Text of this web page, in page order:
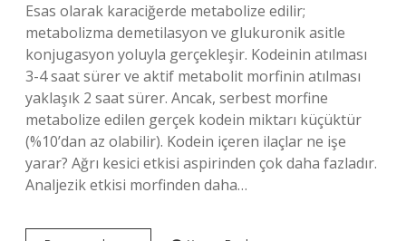
Esas olarak karaciğerde metabolize edilir;
metabolizma demetilasyon ve glukuronik asitle
konjugasyon yoluyla gerçekleşir. Kodeinin atılması
3-4 saat sürer ve aktif metabolit morfinin atılması
yaklaşık 2 saat sürer. Ancak, serbest morfine
metabolize edilen gerçek kodein miktarı küçüktür
(%10’dan az olabilir). Kodein içeren ilaçlar ne işe
yarar? Ağrı kesici etkisi aspirinden çok daha fazladır.
Analjezik etkisi morfinden daha…